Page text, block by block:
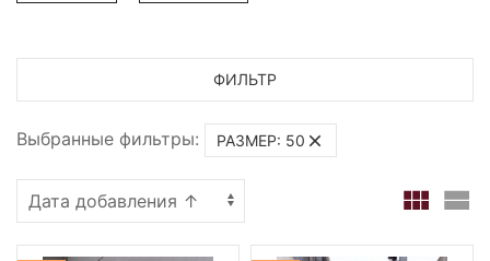
ФИЛЬТР
Выбранные фильтры: РАЗМЕР: 50